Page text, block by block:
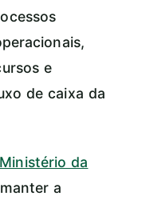
e
de caixa da
Ministério da
a